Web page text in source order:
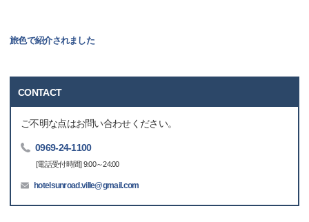
旅色で紹介されました
CONTACT
ご不明な点はお問い合わせください。
0969-24-1100
[電話受付時間] 9:00～24:00
hotelsunroad.ville@gmail.com